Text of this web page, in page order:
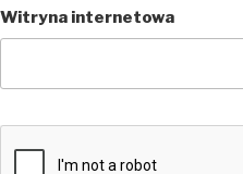
Witryna internetowa